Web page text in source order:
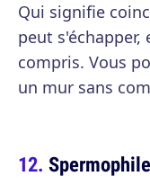
Qui signifie
peut
compris. Vous
un mur sans
Spermophile